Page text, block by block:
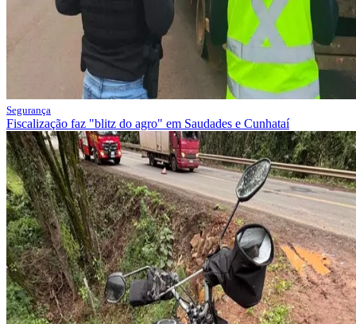
Segurança
Fiscalização faz "blitz do agro" em Saudades e Cunhataí